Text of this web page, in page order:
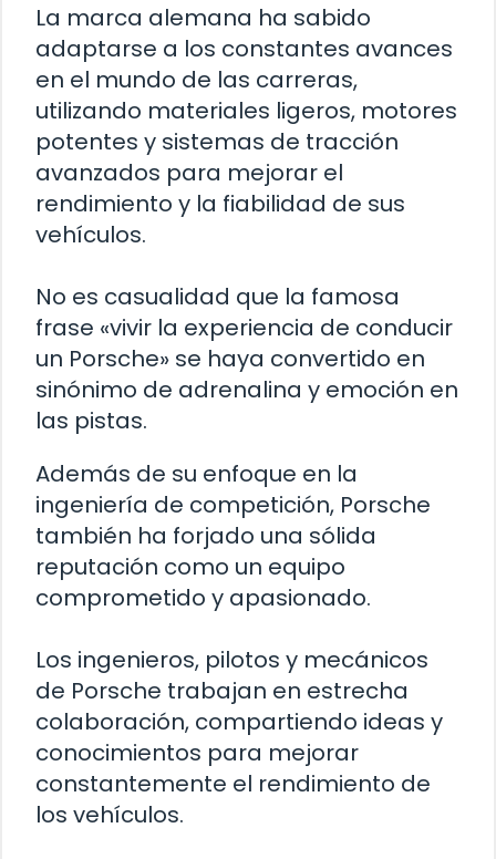
La marca alemana ha sabido
adaptarse a los constantes avances
en el mundo de las carreras,
utilizando materiales ligeros, motores
potentes y sistemas de tracción
avanzados para mejorar el
rendimiento y la fiabilidad de sus
vehículos.
No es casualidad que la famosa
frase «vivir la experiencia de conducir
un Porsche» se haya convertido en
sinónimo de adrenalina y emoción en
las pistas.
Además de su enfoque en la
ingeniería de competición, Porsche
también ha forjado una sólida
reputación como un equipo
comprometido y apasionado.
Los ingenieros, pilotos y mecánicos
de Porsche trabajan en estrecha
colaboración, compartiendo ideas y
conocimientos para mejorar
constantemente el rendimiento de
los vehículos.